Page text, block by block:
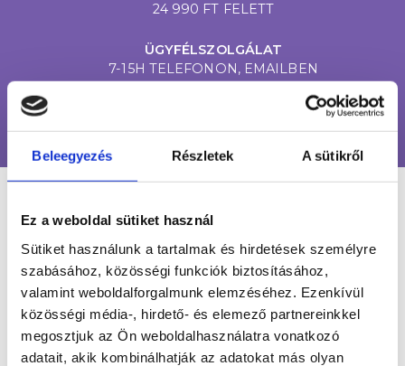
Beleegyezés Részletek A sütikről
Ez a weboldal sütiket használ
Sütiket használunk a tartalmak és hirdetések személyre
szabásához, közösségi funkciók biztosításához,
valamint weboldalforgalmunk elemzéséhez. Ezenkívül
közösségi média-, hirdető- és elemező partnereinkkel
megosztjuk az Ön weboldalhasználatra vonatkozó
adatait, akik kombinálhatják az adatokat más olyan
24 990 FT FELETT
ÜGYFÉLSZOLGÁLAT
7-15H TELEFONON, EMAILBEN
ONLINE VÁSÁRLÁS
LÉGY NAPRAKÉSZ
Értesülj egy pillantás alatt a legújabb körmös
hírekről, kedvezményekről és újdonságokról!
Név*